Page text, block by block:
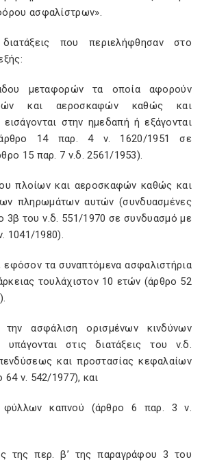
ασφαλίστρων».
που περιελήφθησαν στο
μεταφορών τα οποία αφορούν
και αεροσκαφών καθώς και
στην ημεδαπή ή εξάγονται
14 παρ. 4 ν. 1620/1951 σε
15 παρ. 7 ν.δ. 2561/1953).
πλοίων και αεροσκαφών καθώς και
πληρωμάτων αυτών (συνδυασμένες
3β του ν.δ. 551/1970 σε συνδυασμό με
1041/1980).
τα συναπτόμενα ασφαλιστήρια
τουλάχιστον 10 ετών (άρθρο 52
ασφάλιση ορισμένων κινδύνων
υπάγονται στις διατάξεις του ν.δ.
και προστασίας κεφαλαίων
64 ν. 542/1977), και
φύλλων καπνού (άρθρο 6 παρ. 3 ν.
της περ. β’ της παραγράφου 3 του